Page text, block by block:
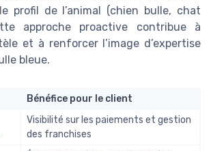
profil de l’animal (chien bulle, chat
approche proactive contribue à
et à renforcer l’image d’expertise
bleue.
Bénéfice pour le client
Visibilité sur les paiements et gestion
des franchises